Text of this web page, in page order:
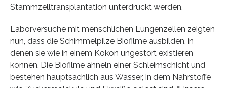
Stammzelltransplantation unterdrückt werden.
Laborversuche mit menschlichen Lungenzellen zeigten
nun, dass die Schimmelpilze Biofilme ausbilden, in
denen sie wie in einem Kokon ungestört existieren
können. Die Biofilme ähneln einer Schleimschicht und
bestehen hauptsächlich aus Wasser, in dem Nährstoffe